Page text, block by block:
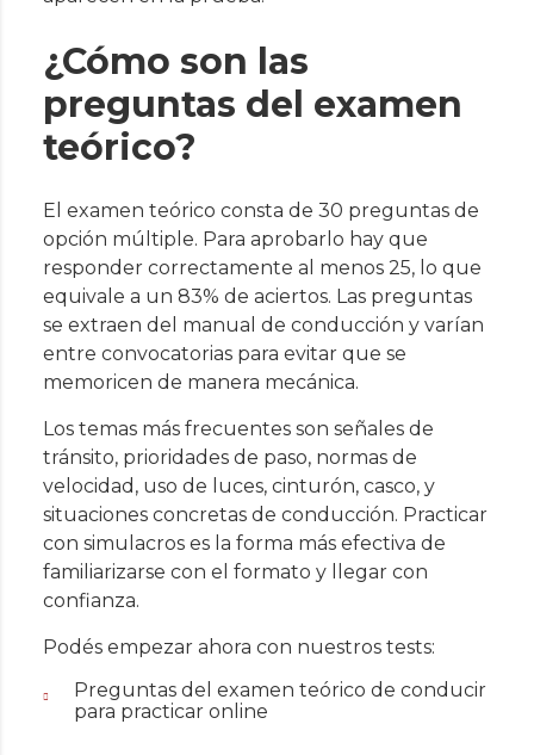
¿Cómo son las
preguntas del examen
teórico?
El examen teórico consta de 30 preguntas de
opción múltiple. Para aprobarlo hay que
responder correctamente al menos 25, lo que
equivale a un 83% de aciertos. Las preguntas
se extraen del manual de conducción y varían
entre convocatorias para evitar que se
memoricen de manera mecánica.
Los temas más frecuentes son señales de
tránsito, prioridades de paso, normas de
velocidad, uso de luces, cinturón, casco, y
situaciones concretas de conducción. Practicar
con simulacros es la forma más efectiva de
familiarizarse con el formato y llegar con
confianza.
Podés empezar ahora con nuestros tests:
Preguntas del examen teórico de conducir
para practicar online